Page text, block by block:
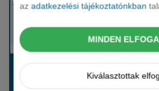
azadatkezelési tájékoztatónkban
MINDEN
Kiválasztottak
Gépjármű- és cégautóadó